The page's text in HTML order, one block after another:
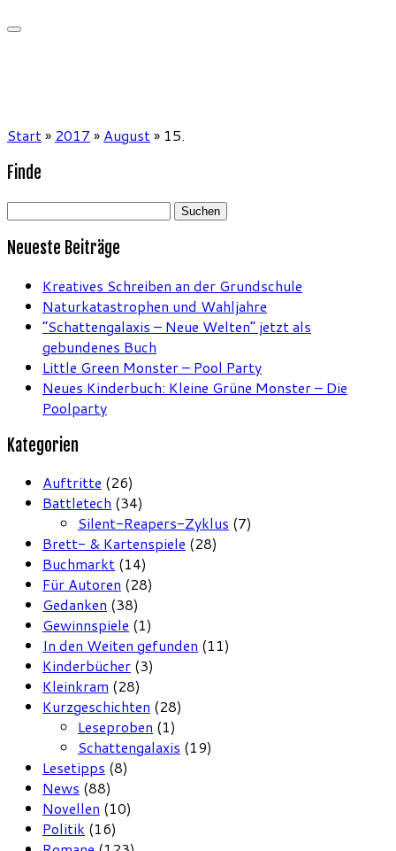
Start» 2017 » August» 15.
Finde
Suchen
Neueste Beiträge
Kreatives Schreiben an der Grundschule
Naturkatastrophen und Wahljahre
“Schattengalaxis – Neue Welten” jetzt als
gebundenes Buch
Little Green Monster – Pool Party
Neues Kinderbuch: Kleine Grüne Monster – Die
Poolparty
Kategorien
Auftritte (26)
Battletech (34)
Silent-Reapers-Zyklus (7)
Brett- & Kartenspiele (28)
Buchmarkt (14)
Für Autoren (28)
Gedanken (38)
Gewinnspiele (1)
In den Weiten gefunden (11)
Kinderbücher (3)
Kleinkram (28)
Kurzgeschichten (28)
Leseproben (1)
Schattengalaxis (19)
Lesetipps (8)
News (88)
Novellen (10)
Politik (16)